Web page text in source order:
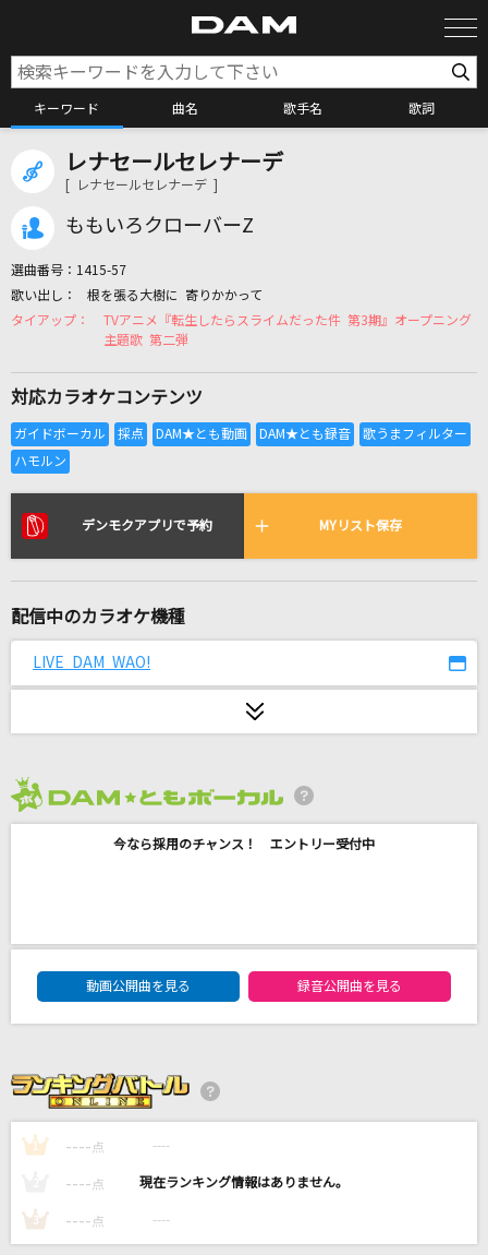
キーワード 曲名 歌手名 歌詞
カラオケ検索
カラオケリクエスト
全国りれき
リアルタイムで歌われている曲の一覧
黒毛和牛上塩タン焼680円
大塚 愛
Beautiful days
嵐(アラシ)
Rebellion
SixTONES
秦 基博
夏色
青の朔日
BUMP OF CHICKEN
桜が丘女子高等学校校歌[Rock Ver.]
放課後ティータイム
風と町
Mrs. GREEN APPLE
WanteD! WanteD!
レナセールセレナーデ
[ レナセールセレナーデ ]
ももいろクローバーZ
選曲番号： 1415-57
根を張る大樹に 寄りかかって
TVアニメ『転生したらスライムだった件 第3期』オープニング
主題歌 第二弾
対応カラオケコンテンツ
デンモクアプリで予約 MYリスト保存
配信中のカラオケ機種
LIVE DAM WAO!
今なら採用のチャンス！ エントリー受付中
DAM★ともボーカルエントリーランキング
動画公開曲を見る
録音公開曲を見る
1 ---- 点 ----
---- 点 ----
3 ---- 点 ----